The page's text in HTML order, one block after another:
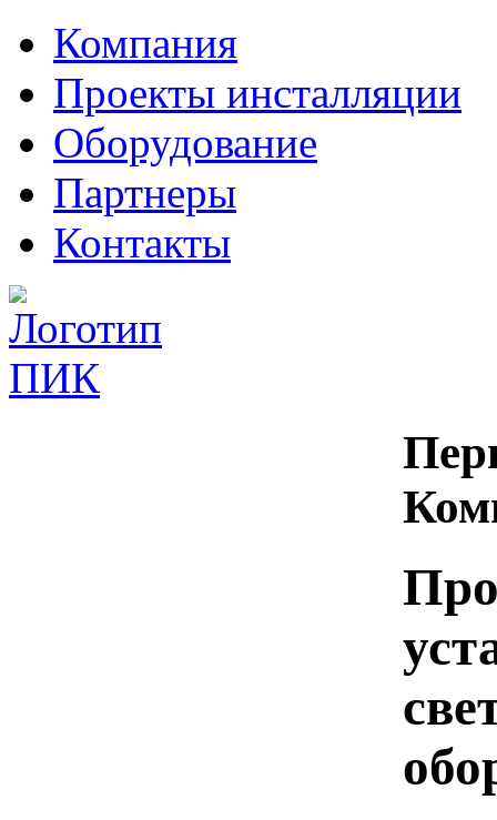
Компания
Проекты инсталляции
Оборудование
Партнеры
Контакты